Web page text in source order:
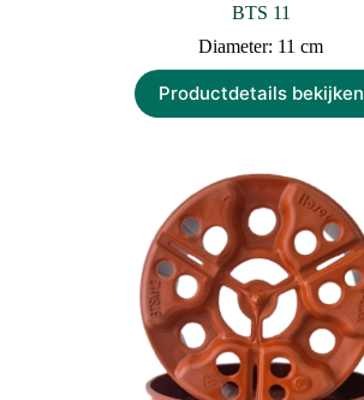
BTS 11
Diameter: 11 cm
Productdetails bekijken